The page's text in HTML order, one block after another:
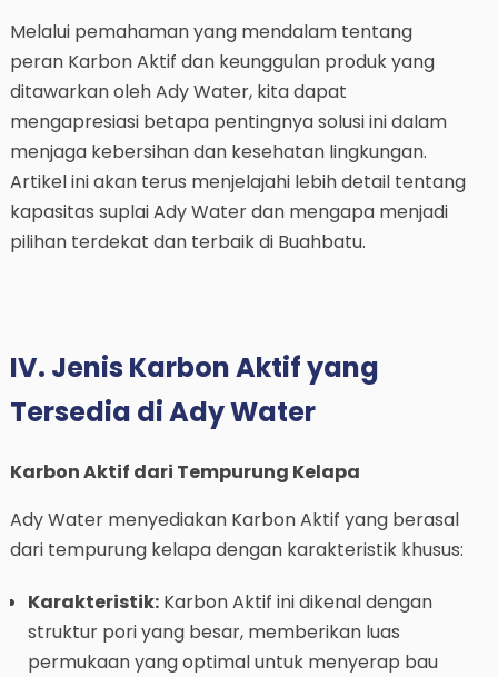
Melalui pemahaman yang mendalam tentang
peran Karbon Aktif dan keunggulan produk yang
ditawarkan oleh Ady Water, kita dapat
mengapresiasi betapa pentingnya solusi ini dalam
menjaga kebersihan dan kesehatan lingkungan.
Artikel ini akan terus menjelajahi lebih detail tentang
kapasitas suplai Ady Water dan mengapa menjadi
pilihan terdekat dan terbaik di Buahbatu.
IV. Jenis Karbon Aktif yang
Tersedia di Ady Water
Karbon Aktif dari Tempurung Kelapa
Ady Water menyediakan Karbon Aktif yang berasal
dari tempurung kelapa dengan karakteristik khusus:
Karakteristik:Karbon Aktif ini dikenal dengan
struktur pori yang besar, memberikan luas
permukaan yang optimal untuk menyerap bau